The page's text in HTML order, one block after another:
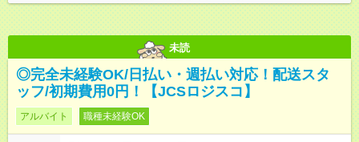
未読
◎完全未経験OK/日払い・週払い対応！配送スタ
ッフ/初期費用0円！【JCSロジスコ】
アルバイト 職種未経験OK